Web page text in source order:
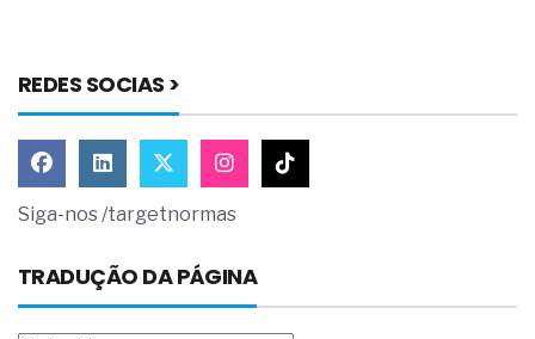
REDES SOCIAS >
Siga-nos /targetnormas
TRADUÇÃO DA PÁGINA